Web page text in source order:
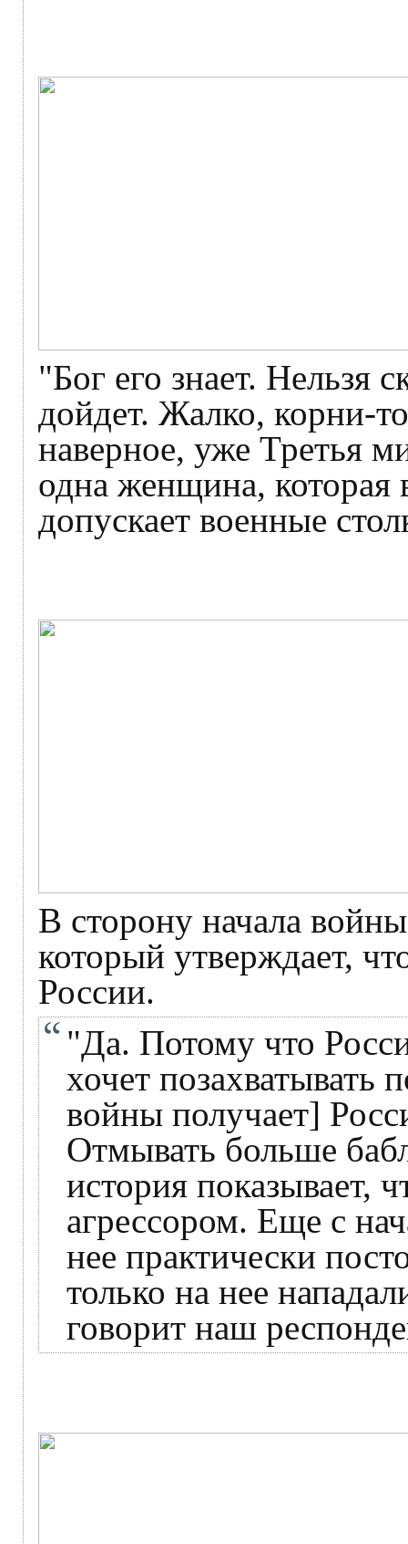
"Бог его знает. Нельзя
дойдет. Жалко, корни-
наверное, уже Третья
одна женщина, которая
допускает военные
В сторону начала
который утверждает,
России.
"Да. Потому что
хочет позахватывать
войны получает]
Отмывать больше
история показывает,
агрессором. Еще с
нее практически
только на нее
говорит наш